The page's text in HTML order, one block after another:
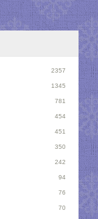
2357
1345
781
454
451
350
242
94
76
70